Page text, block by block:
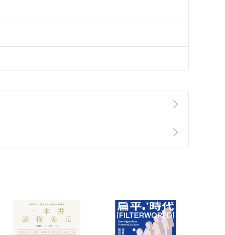
第2條第5款之規定，「非以有形媒介提供之數位
點選「瀏覽訂單明細」 「申請取消訂單/退
付款方式
Payment
完成訂單
Complete